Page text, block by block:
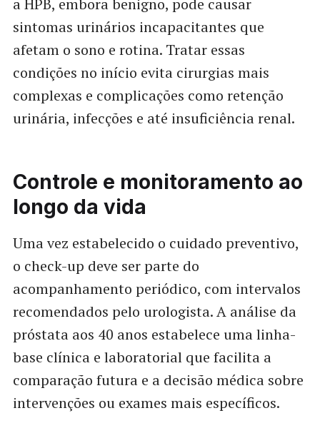
a HPB, embora benigno, pode causar
sintomas urinários incapacitantes que
afetam o sono e rotina. Tratar essas
condições no início evita cirurgias mais
complexas e complicações como retenção
urinária, infecções e até insuficiência renal.
Controle e monitoramento ao
longo da vida
Uma vez estabelecido o cuidado preventivo,
o check-up deve ser parte do
acompanhamento periódico, com intervalos
recomendados pelo urologista. A análise da
próstata aos 40 anos estabelece uma linha-
base clínica e laboratorial que facilita a
comparação futura e a decisão médica sobre
intervenções ou exames mais específicos.